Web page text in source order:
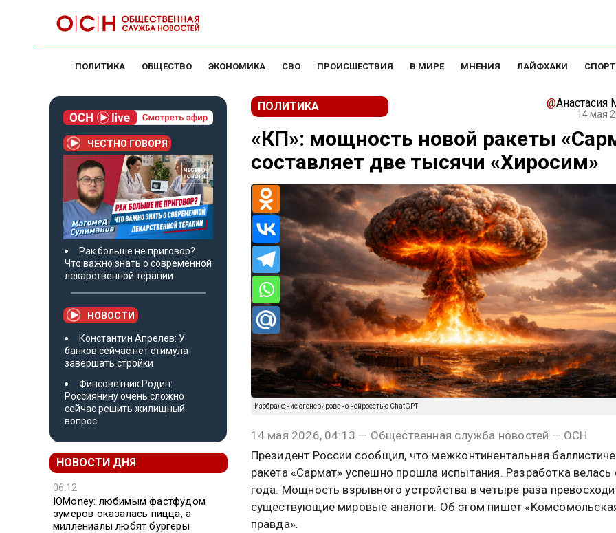
ПОЛИТИКА ОБЩЕСТВО ЭКОНОМИКА СВО ПРОИСШЕСТВИЯ В МИРЕ МНЕНИЯ ЛАЙФХАКИ СПОРТ
ЧЕСТНО ГОВОРЯ
Рак больше не приговор?
Что важно знать о современной
лекарственной терапии
НОВОСТИ
Константин Апрелев: У
банков сейчас нет стимула
завершать стройки
Финсоветник Родин:
Россиянину очень сложно
сейчас решить жилищный
вопрос
НОВОСТИ ДНЯ
06:12
ЮMoney: любимым фастфудом
зумеров оказалась пицца, а
миллениалы любят бургеры
ПОЛИТИКА @Анастасия
14 мая
«КП»: мощность новой ракеты
составляет две тысячи «Хиросим»
Изображение сгенерировано нейросетью ChatGPT
14 мая 2026, 04:13 — Общественная служба новостей — ОСН
Президент России сообщил, что межконтинентальная
ракета «Сармат» успешно прошла испытания. Разработка велась
года. Мощность взрывного устройства в четыре раза
существующие мировые аналоги. Об этом пишет
правда».